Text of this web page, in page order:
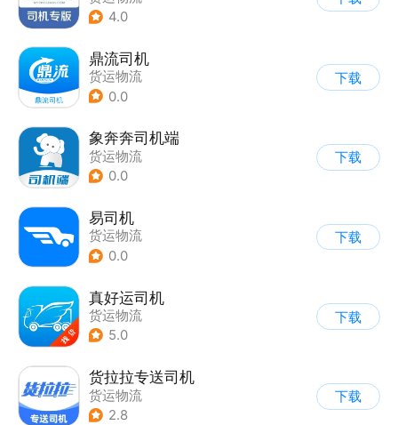
4.0
鼎流司机
货运物流
0.0
下载
象奔奔司机端
货运物流
0.0
下载
易司机
货运物流
0.0
下载
真好运司机
货运物流
5.0
下载
货拉拉专送司机
货运物流
2.8
下载